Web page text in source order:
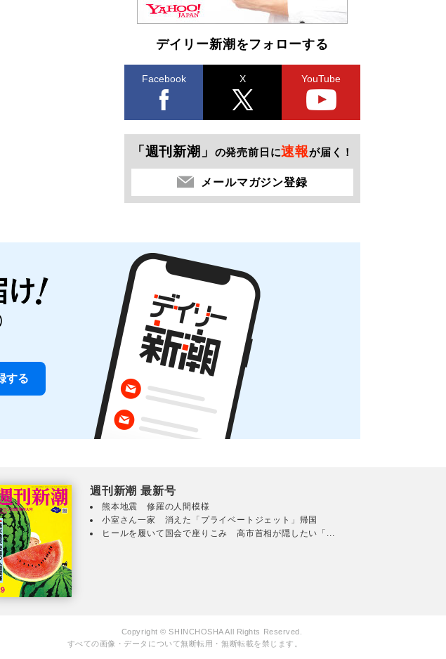
デイリー新潮をフォローする
Facebook X YouTube
「週刊新潮」 の発売前日に速報が届く！
メールマガジン登録
週刊新潮 最新号
熊本地震 修羅の人間模様
小室さん一家 消えた「プライベートジェット」帰国
ヒールを履いて国会で座りこみ 高市首相が隠したい「...
Copyright © SHINCHOSHA All Rights Reserved.
すべての画像・データについて無断転用・無断転載を禁じます。